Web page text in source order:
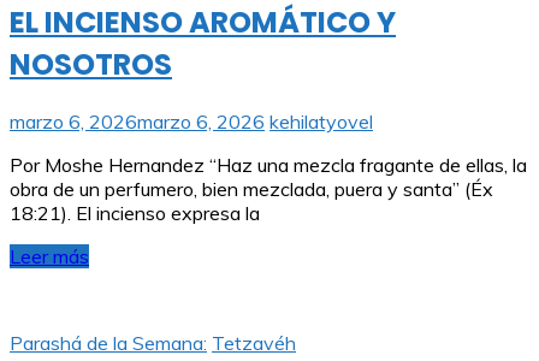
EL INCIENSO AROMÁTICO Y
NOSOTROS
marzo 6, 2026marzo 6, 2026 kehilatyovel
Por Moshe Hernandez “Haz una mezcla fragante de ellas, la
obra de un perfumero, bien mezclada, puera y santa” (Éx
18:21). El incienso expresa la
Leer más
Parashá de la Semana: Tetzavéh